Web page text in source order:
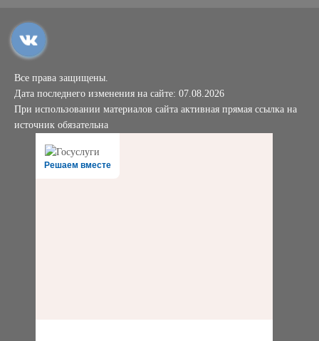
Все права защищены.
Дата последнего изменения на сайте: 07.08.2026
При использовании материалов сайта активная прямая ссылка на
источник обязательна
Решаем вместе